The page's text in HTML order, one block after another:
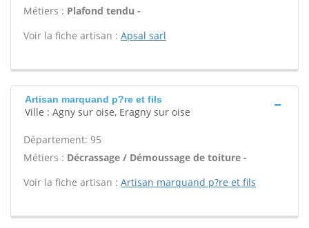
Métiers : Plafond tendu -
Voir la fiche artisan : Apsal sarl
Artisan marquand p?re et fils
Ville : Agny sur oise, Eragny sur oise
Département: 95
Métiers : Décrassage / Démoussage de toiture -
Voir la fiche artisan : Artisan marquand p?re et fils